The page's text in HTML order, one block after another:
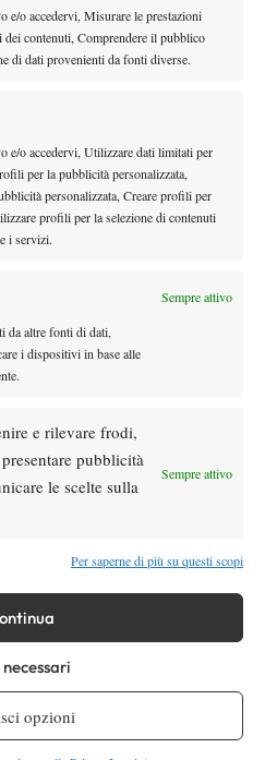
o accedervi, Misurare le prestazioni
contenuti, Comprendere il pubblico
di dati provenienti da fonti diverse.
e/o accedervi, Utilizzare dati limitati per
per la pubblicità personalizzata,
personalizzata, Creare profili per
profili per la selezione di contenuti
i servizi.
Sempre attivo
da altre fonti di dati,
i dispositivi in base alle
e rilevare frodi,
pubblicità
le scelte sulla
Sempre attivo
Per saperne di più su questi scopi
necessari
opzioni
registrata Aut-Trib Milano n°
Nizegorodcew